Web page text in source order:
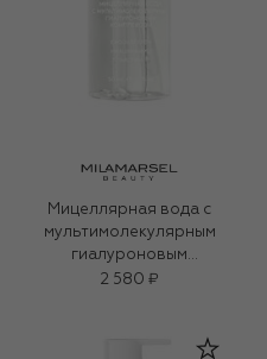
Мицеллярная вода с
мультимолекулярным
гиалуроновым
комплексом Mila Marsel
2 580 ₽